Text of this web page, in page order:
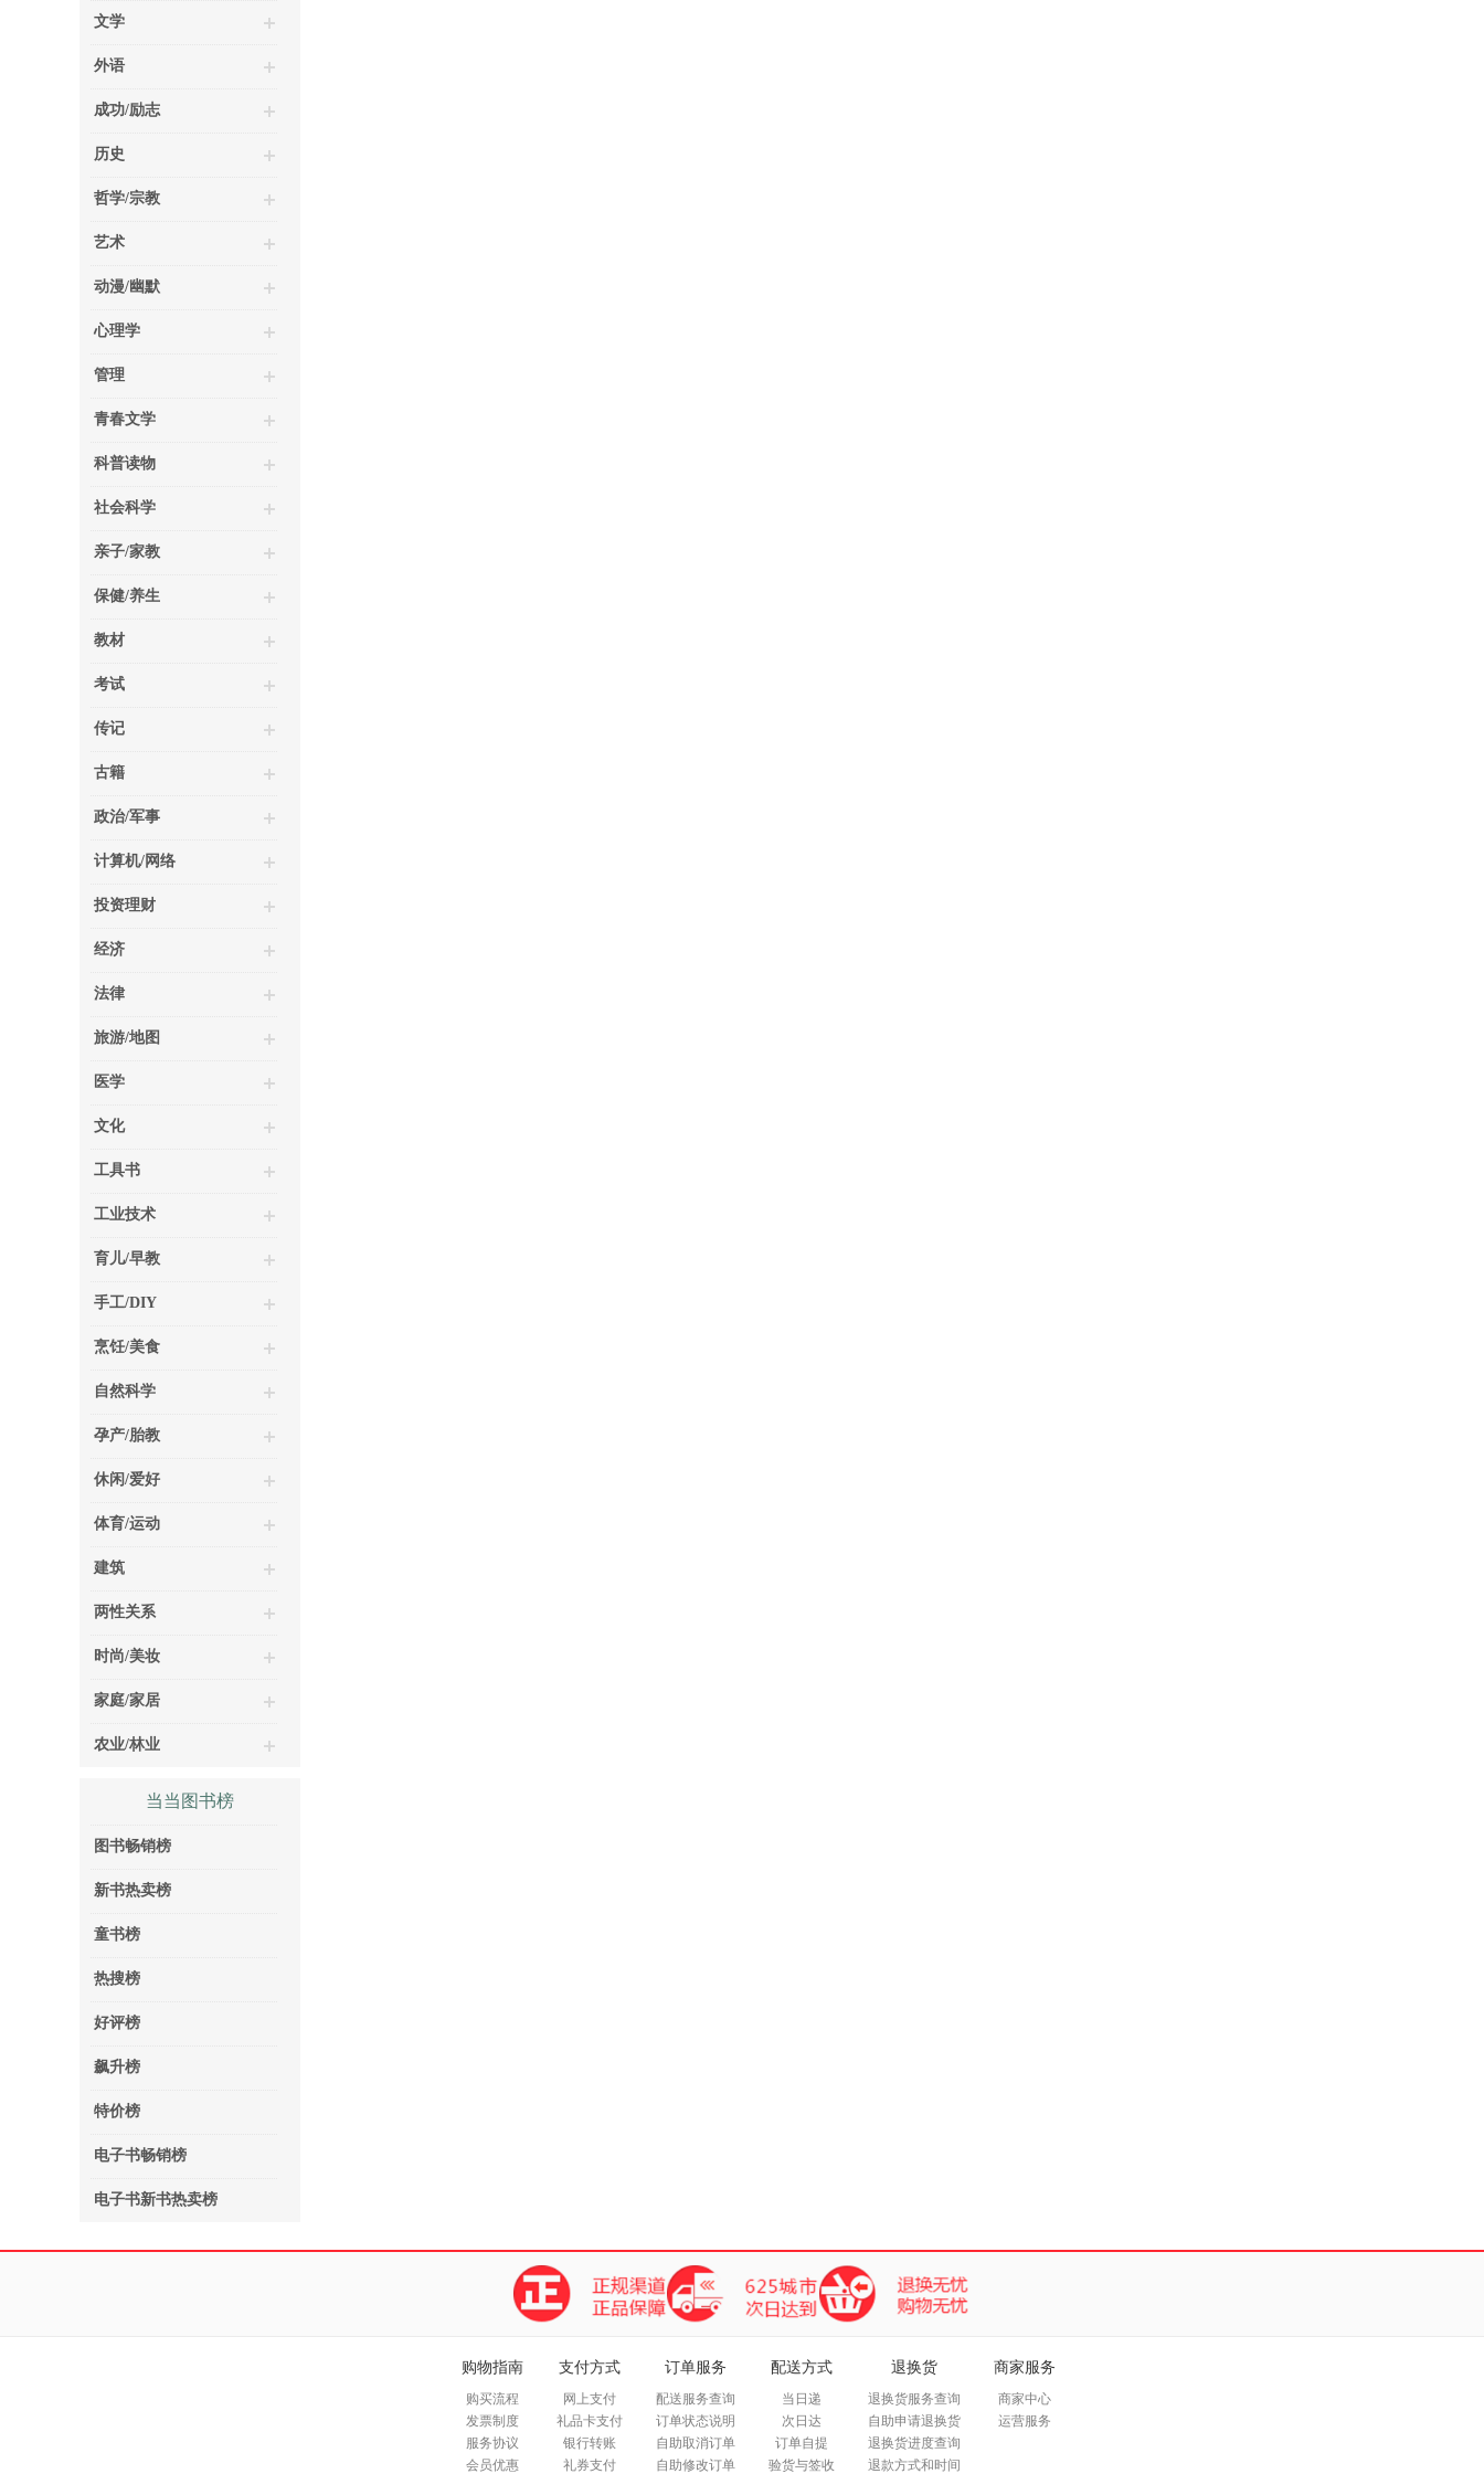
文学
外语
成功/励志
历史
哲学/宗教
艺术
动漫/幽默
心理学
管理
青春文学
科普读物
社会科学
亲子/家教
保健/养生
教材
考试
传记
古籍
政治/军事
计算机/网络
投资理财
经济
法律
旅游/地图
医学
文化
工具书
工业技术
育儿/早教
手工/DIY
烹饪/美食
自然科学
孕产/胎教
休闲/爱好
体育/运动
建筑
两性关系
时尚/美妆
家庭/家居
农业/林业
当当图书榜
图书畅销榜
新书热卖榜
童书榜
热搜榜
好评榜
飙升榜
特价榜
电子书畅销榜
电子书新书热卖榜
购物指南
购买流程
发票制度
服务协议
会员优惠
支付方式
网上支付
礼品卡支付
银行转账
礼券支付
订单服务
配送服务查询
订单状态说明
自助取消订单
自助修改订单
配送方式
当日递
次日达
订单自提
验货与签收
退换货
退换货服务查询
自助申请退换货
退换货进度查询
退款方式和时间
商家服务
商家中心
运营服务